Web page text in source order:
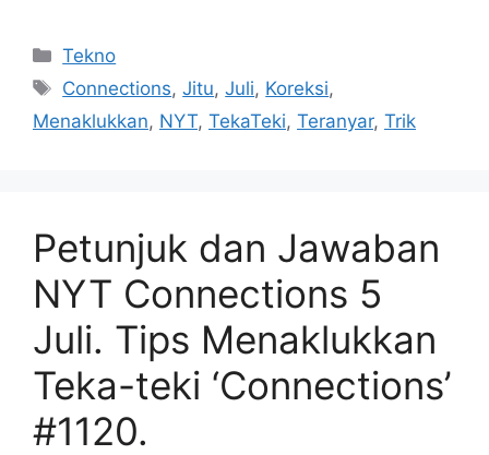
Kategori
Tekno
Tag
Connections,Jitu,Juli, Koreksi,
Menaklukkan, NYT, TekaTeki, Teranyar, Trik
Petunjuk dan Jawaban
NYT Connections 5
Juli. Tips Menaklukkan
Teka-teki ‘Connections’
#1120.